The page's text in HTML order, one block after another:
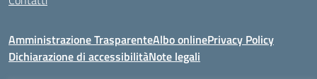
Amministrazione TrasparenteAlbo onlinePrivacy Policy
Dichiarazione di accessibilitàNote legali